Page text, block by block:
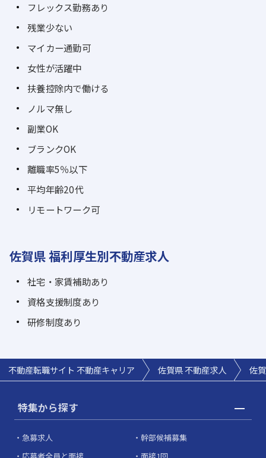
フレックス勤務あり
残業少ない
マイカー通勤可
女性が活躍中
扶養控除内で働ける
ノルマ無し
副業OK
ブランクOK
離職率5％以下
平均年齢20代
リモートワーク可
佐賀県 福利厚生別不動産求人
社宅・家賃補助あり
資格支援制度あり
研修制度あり
不動産転職サイト 不動産キャリア 佐賀県 不動産求人 佐
特集から探す
急募求人
幹部候補募集